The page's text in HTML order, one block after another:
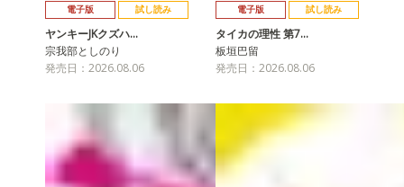
電子版 試し読み
ヤンキーJKクズハ…
宗我部としのり
発売日：2026.08.06
電子版 試し読み
タイカの理性 第7…
板垣巴留
発売日：2026.08.06